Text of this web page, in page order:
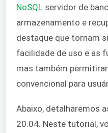
NoSQL servidor de
armazenamento e
destaque que tornam
facilidade de uso e as
mas também
convencional para
Abaixo, detalharemos
20.04. Neste tutorial,